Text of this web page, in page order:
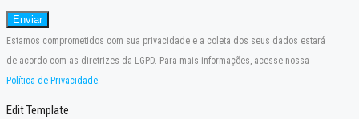
Enviar
Estamos comprometidos com sua privacidade e a coleta dos seus dados estará
de acordo com as diretrizes da LGPD. Para mais informações, acesse nossa
Política de Privacidade.
Edit Template